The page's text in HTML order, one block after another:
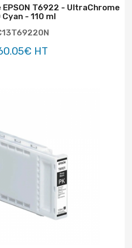
T6922 - UltraChrome
Cyan - 110 ml
HT